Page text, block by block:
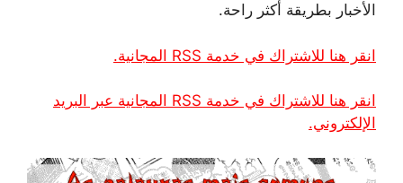
الأخبار بطريقة أكثر راحة.
انقر هنا للاشتراك في خدمة RSS المجانية.
انقر هنا للاشتراك في خدمة RSS المجانية عبر البريد
الإلكتروني.